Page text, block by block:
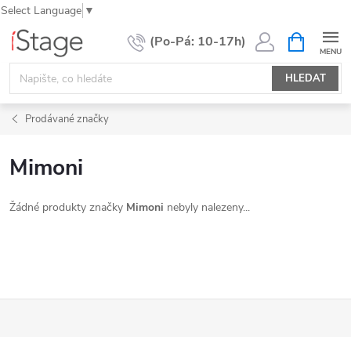
Select Language ▼
Přejít
obsah
HLEDAT
NÁKUPNÍ
KOŠÍK
Prodávané značky
Mimoni
Žádné produkty značky Mimoni nebyly nalezeny...